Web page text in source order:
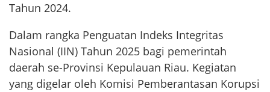
Tahun 2024.
Dalam rangka Penguatan Indeks Integritas
Nasional (IIN) Tahun 2025 bagi pemerintah
daerah se-Provinsi Kepulauan Riau. Kegiatan
yang digelar oleh Komisi Pemberantasan Korupsi